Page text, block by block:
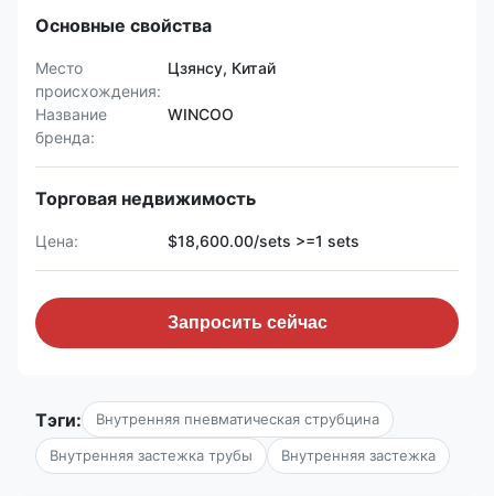
Основные свойства
Место
происхождения:
Цзянсу, Китай
Название
бренда:
WINCOO
Торговая недвижимость
Цена: $18,600.00/sets >=1 sets
Запросить сейчас
Тэги: Внутренняя пневматическая струбцина
Внутренняя застежка трубы Внутренняя застежка